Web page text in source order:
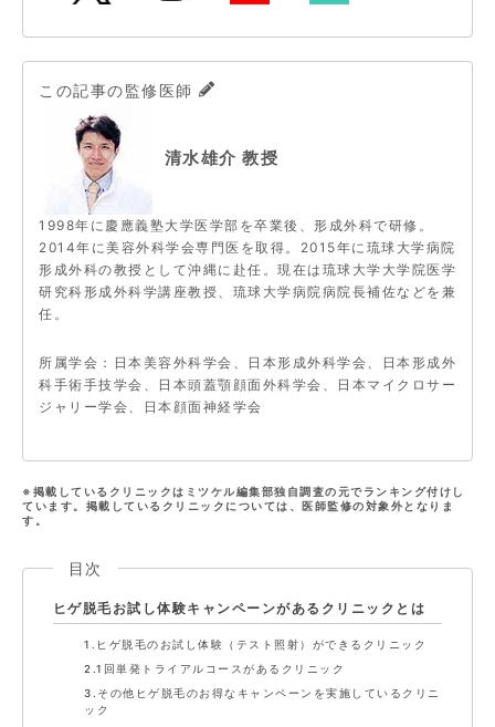
この記事の監修医師
清水雄介 教授
1998年に慶應義塾大学医学部を卒業後、形成外科で研修。
2014年に美容外科学会専門医を取得。2015年に琉球大学病院
形成外科の教授として沖縄に赴任。現在は琉球大学大学院医学
研究科形成外科学講座教授、琉球大学病院病院長補佐などを兼
任。
所属学会：日本美容外科学会、日本形成外科学会、日本形成外
科手術手技学会、日本頭蓋顎顔面外科学会、日本マイクロサー
ジャリー学会、日本顔面神経学会
※掲載しているクリニックはミツケル編集部独自調査の元でランキング付けし
ています。掲載しているクリニックについては、医師監修の対象外となりま
す。
目次
ヒゲ脱毛お試し体験キャンペーンがあるクリニックとは
1.ヒゲ脱毛のお試し体験（テスト照射）ができるクリニック
2.1回単発トライアルコースがあるクリニック
3.その他ヒゲ脱毛のお得なキャンペーンを実施しているクリニ
ック